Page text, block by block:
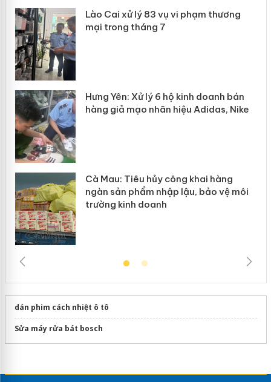
Lào Cai xử lý 83 vụ vi phạm thương
mại trong tháng 7
Hưng Yên: Xử lý 6 hộ kinh doanh bán
hàng giả mạo nhãn hiệu Adidas, Nike
Cà Mau: Tiêu hủy công khai hàng
ngàn sản phẩm nhập lậu, bảo vệ môi
trường kinh doanh
dán phim cách nhiệt ô tô
Sửa máy rửa bát bosch